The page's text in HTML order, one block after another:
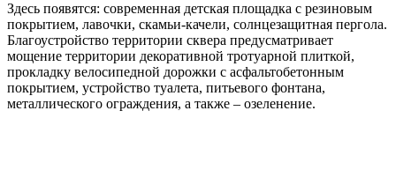
Здесь появятся: современная детская площадка с резиновым
покрытием, лавочки, скамьи-качели, солнцезащитная пергола.
Благоустройство территории сквера предусматривает
мощение территории декоративной тротуарной плиткой,
прокладку велосипедной дорожки с асфальтобетонным
покрытием, устройство туалета, питьевого фонтана,
металлического ограждения, а также – озеленение.